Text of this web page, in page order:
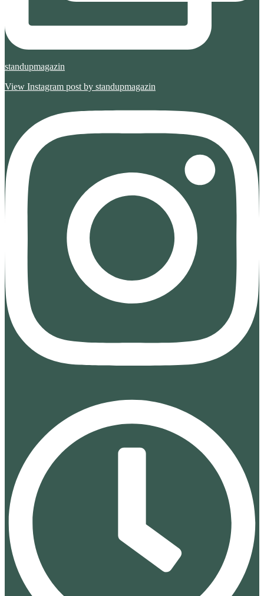
standupmagazin
View Instagram post by standupmagazin